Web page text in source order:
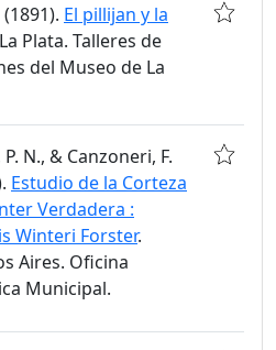
El pillijan y la
Plata. Talleres de
del Museo de La
N., & Canzoneri, F.
Estudio de la Corteza
Verdadera :
Winteri Forster.
Aires. Oficina
Municipal.